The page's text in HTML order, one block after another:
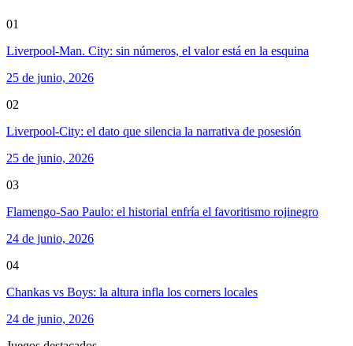
01
Liverpool-Man. City: sin números, el valor está en la esquina
25 de junio, 2026
02
Liverpool-City: el dato que silencia la narrativa de posesión
25 de junio, 2026
03
Flamengo-Sao Paulo: el historial enfría el favoritismo rojinegro
24 de junio, 2026
04
Chankas vs Boys: la altura infla los corners locales
24 de junio, 2026